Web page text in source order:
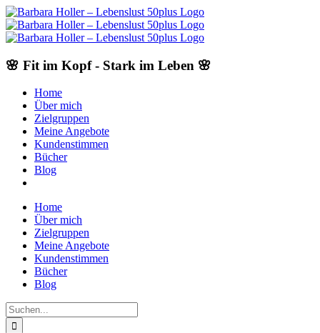
Skip
to
content
🌸 Fit im Kopf - Stark im Leben 🌸
Home
Über mich
Zielgruppen
Meine Angebote
Kundenstimmen
Bücher
Blog
Home
Über mich
Zielgruppen
Meine Angebote
Kundenstimmen
Bücher
Blog
Suche
nach: